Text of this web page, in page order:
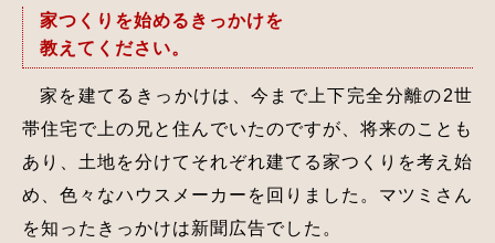
家つくりを始めるきっかけを
教えてください。
家を建てるきっかけは、今まで上下完全分離の2世
帯住宅で上の兄と住んでいたのですが、将来のことも
あり、土地を分けてそれぞれ建てる家つくりを考え始
め、色々なハウスメーカーを回りました。マツミさん
を知ったきっかけは新聞広告でした。